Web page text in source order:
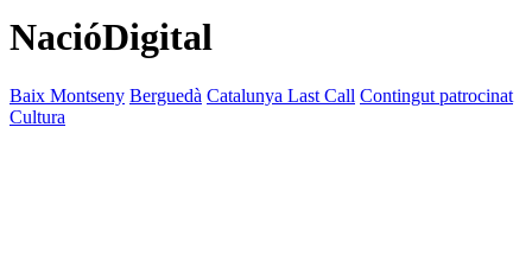
NacióDigital
Baix Montseny Berguedà Catalunya Last Call Contingut patrocinat
Cultura